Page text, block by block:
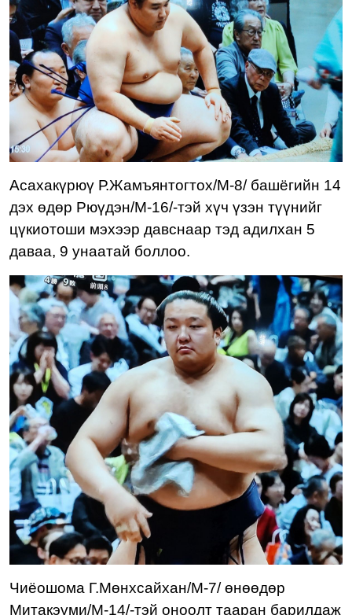
Асахакүрюү Р.Жамъянтогтох/М-8/ башёгийн 14
дэх өдөр Рюүдэн/М-16/-тэй хүч үзэн түүнийг
цүкиотоши мэхээр давснаар тэд адилхан 5
даваа, 9 унаатай боллоо.
Чиёошома Г.Мөнхсайхан/М-7/ өнөөдөр
Митакэүми/М-14/-тэй оноолт тааран барилдаж